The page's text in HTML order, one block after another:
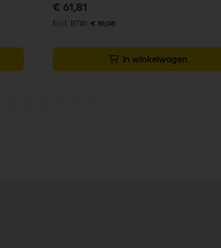
€ 61,81
€ 51,08
In winkelwagen